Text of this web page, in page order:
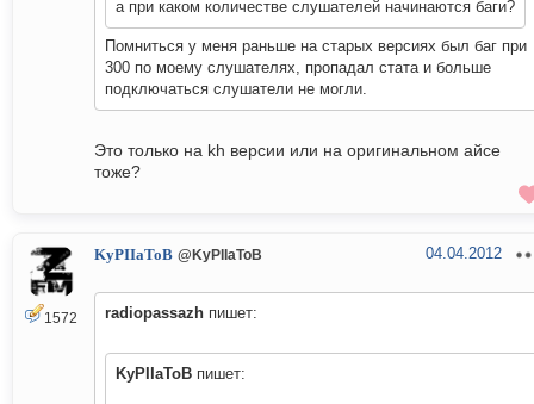
а при каком количестве слушателей начинаются баги?
Помниться у меня раньше на старых версиях был баг при
300 по моему слушателях, пропадал стата и больше
подключаться слушатели не могли.
Это только на kh версии или на оригинальном айсе
тоже?
1572
KyPIIaToB @KyPIIaToB 04.04.2012
radiopassazh пишет:
KyPIIaToB пишет: